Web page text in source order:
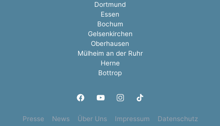
Dortmund
Essen
Bochum
Gelsenkirchen
Oberhausen
Mülheim an der Ruhr
Herne
Bottrop
Presse News Über Uns Impressum Datenschutz